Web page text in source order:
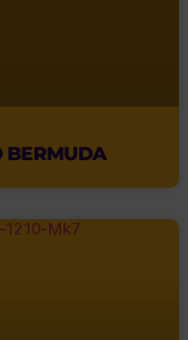
BERMUDA